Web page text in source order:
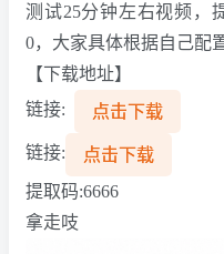
测试25分钟左右视频，
0，大家具体根据自己配
【下载地址】
链接:
点击下载
链接:
点击下载
提取码:6666
拿走吱